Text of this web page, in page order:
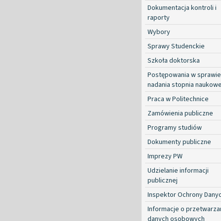
Dokumentacja kontroli i
raporty
Wybory
Sprawy Studenckie
Szkoła doktorska
Postępowania w sprawie
nadania stopnia
Praca w Politechnice
Zamówienia publiczne
Programy studiów
Dokumenty publiczne
Imprezy PW
Udzielanie informacji
publicznej
Inspektor Ochrony
Informacje o
danych osobowych